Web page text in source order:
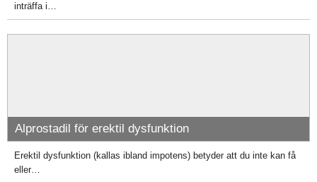
inträffa i…
Alprostadil för erektil dysfunktion
Erektil dysfunktion (kallas ibland impotens) betyder att du inte kan få
eller…